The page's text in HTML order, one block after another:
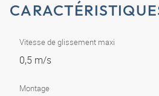
Vitesse de glissement maxi
0,5 m/s
Montage